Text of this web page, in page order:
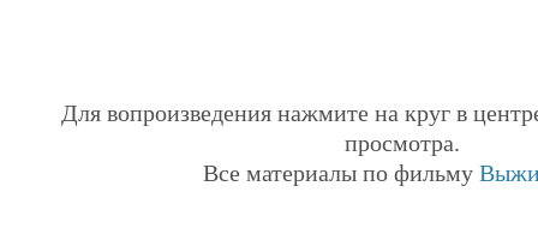
Для вопроизведения нажмите на круг в
просмотра.
Все материалы по фильму